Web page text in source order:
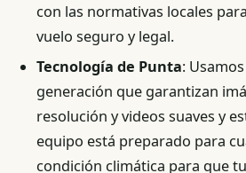
con las normativas locales
vuelo seguro y legal.
Tecnología de Punta:
generación que garantizan
resolución y videos suaves y
equipo está preparado para
condición climática para que